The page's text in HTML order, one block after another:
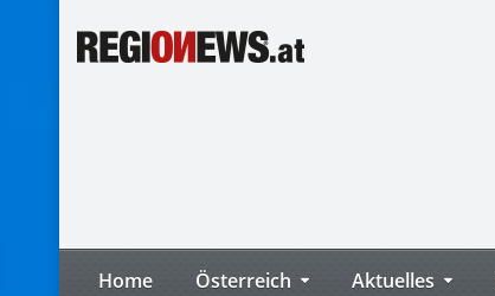
Home Österreich Aktuelles